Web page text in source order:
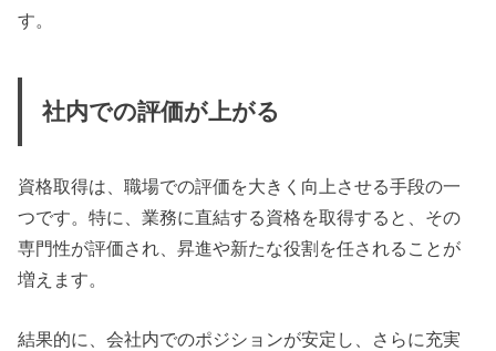
す。
社内での評価が上がる
資格取得は、職場での評価を大きく向上させる手段の一
つです。特に、業務に直結する資格を取得すると、その
専門性が評価され、昇進や新たな役割を任されることが
増えます。
結果的に、会社内でのポジションが安定し、さらに充実